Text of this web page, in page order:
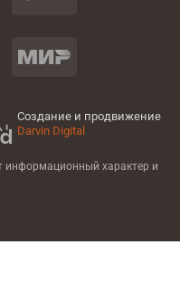
Создание и продвижение
Darvin Digital
информационный характер и